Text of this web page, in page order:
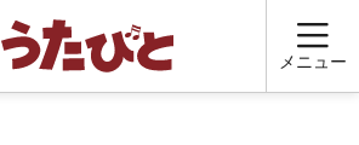
メニュー